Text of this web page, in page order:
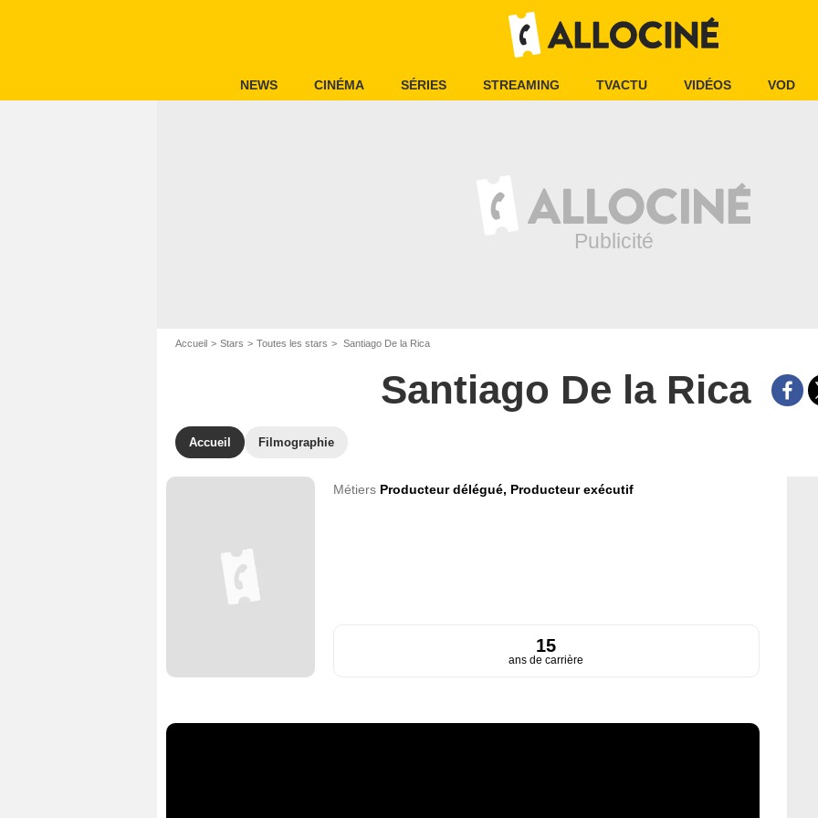
NEWS CINÉMA SÉRIES STREAMING TVACTU VIDÉOS VOD
Accueil Stars Toutes les stars Santiago De la Rica
Santiago De la Rica
Accueil Filmographie
Métiers Producteur délégué, Producteur exécutif
15
ans de carrière